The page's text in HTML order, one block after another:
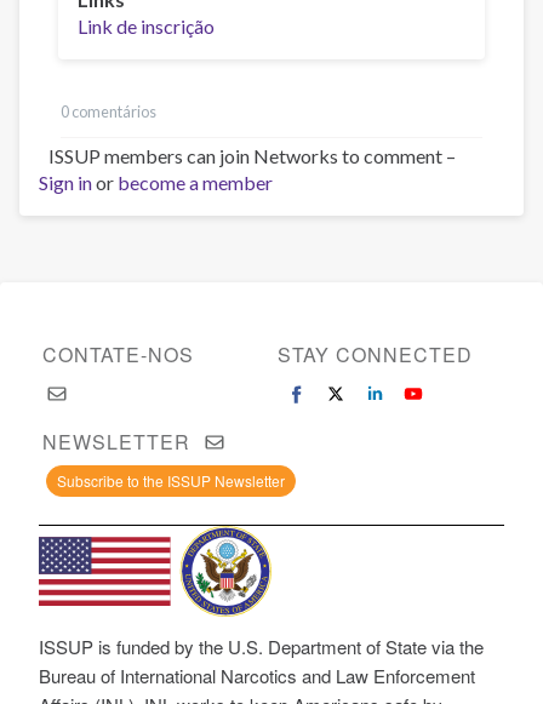
Link de inscrição
0 comentários
ISSUP members can join Networks to comment –
Sign inor become a member
CONTATE-NOS STAY CONNECTED
NEWSLETTER
Subscribe to the ISSUP Newsletter
ISSUP is funded by the U.S. Department of State via the
Bureau of International Narcotics and Law Enforcement